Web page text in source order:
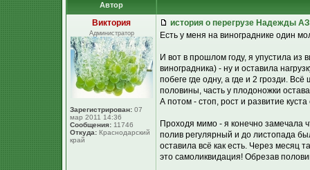
Автор
Виктория
Администратор
Зарегистрирован: 07
мар 2011 14:36
Сообщения: 11746
Откуда: Краснодарский
край
история о перегрузе Надежды
Есть у меня на винограднике один
И вот в прошлом году, я упустила из
виноградника) - ну и оставила
побеге где одну, а где и 2 грозди.
половины, часть у плодоножки
А потом - стоп, рост и развитие куста
Проходя мимо - я конечно замечала
полив регулярный и до листопада
оставила всё как есть. Через месяц
это самоликвидация! Обрезав